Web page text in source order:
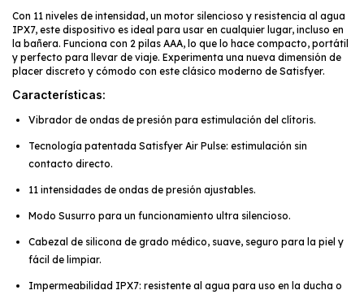
Con 11 niveles de intensidad, un motor silencioso y resistencia al agua
IPX7, este dispositivo es ideal para usar en cualquier lugar, incluso en
la bañera. Funciona con 2 pilas AAA, lo que lo hace compacto, portátil
y perfecto para llevar de viaje. Experimenta una nueva dimensión de
placer discreto y cómodo con este clásico moderno de Satisfyer.
Características:
Vibrador de ondas de presión para estimulación del clítoris.
Tecnología patentada Satisfyer Air Pulse: estimulación sin
contacto directo.
11 intensidades de ondas de presión ajustables.
Modo Susurro para un funcionamiento ultra silencioso.
Cabezal de silicona de grado médico, suave, seguro para la piel y
fácil de limpiar.
Impermeabilidad IPX7: resistente al agua para uso en la ducha o